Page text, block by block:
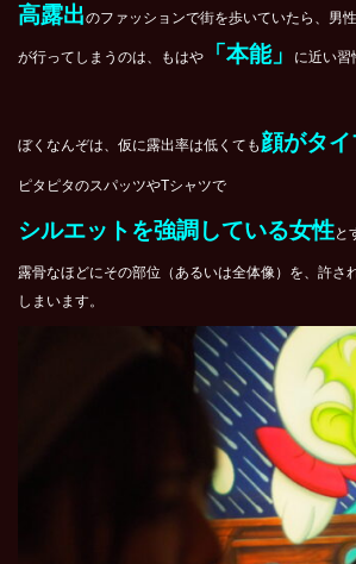
高露出のファッションで街を歩いていたら、男
が行ってしまうのは、もはや 「本能」 に近い習
ぼくなんぞは、仮に露出率は低くても 顔がタ
ピタピタのスパッツやTシャツで
シルエットを強調している女性と
露骨なほどにその部位（あるいは全体像）を、許さ
しまいます。